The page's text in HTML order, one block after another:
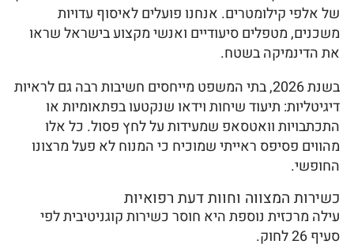
של אלפי קילומטרים. אנחנו פועלים לאיסוף עדויות
משכנים, מטפלים סיעודיים ואנשי מקצוע בישראל שראו
את הדינמיקה בשטח.
בשנת 2026, בתי המשפט מייחסים חשיבות רבה גם לראיות
דיגיטליות: תיעוד שיחות וידאו שנקטעו בפתאומיות או
התכתבויות וואטסאפ שמעידות על לחץ פסול. כל אלו
מהווים פסיפס ראייתי שמוכיח כי המנוח לא פעל מרצונו
החופשי.
כשירות המצווה וחוות דעת רפואיות
עילה מרכזית נוספת היא חוסר כשירות קוגניטיבית לפי
סעיף 26 לחוק.